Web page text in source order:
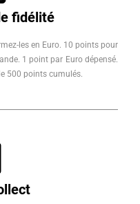
fidélité
les en Euro. 10 points pour
1 point par Euro dépensé.
500 points cumulés.